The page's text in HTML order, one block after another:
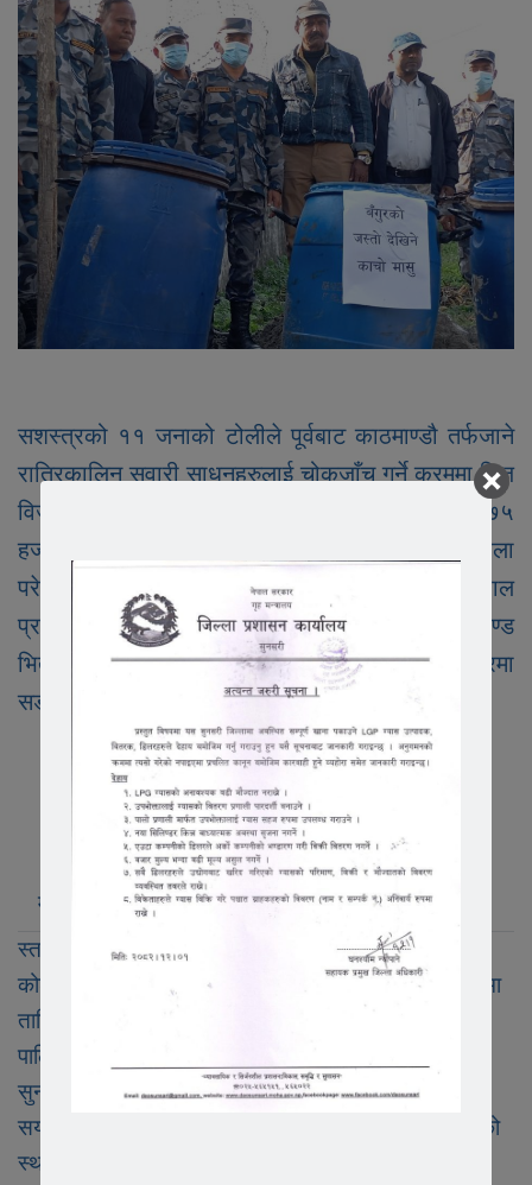
सशस्त्रको ११ जनाको टोलीले पूर्वबाट काठमाण्डौ तर्फजाने
रात्रिकालिन सवारी साधनहरुलाई चोकजाँच गर्ने क्रममा विज
विजक नभएको अ.२५० के.जि.रु.३०० को दरले करिव ७५
हजार रुपैयाँ बराबरको बँगुरको जस्तो देखिने काचो मासु फेला
परेको हो । फेला पारेको सशस्त्र प्रहरी बल नेपाल
प्रस्तावित सीमा सुरक्षा गुल्म हरिपुर सुनसरीको कम्पाउण्ड
भित्र खाल्डो खनि सराेकारवाला व्यक्तिहरुको रोहबरमा
सडाउने बिधिबाट नष्ट गरिएको छ ।
मुख्य खबर लोकप्रिय
ताजा अपडेट
स्तर बढाउन पुरानै निर्देशिका
कोशीका प्रहरीमा प्रवेश गर्न इक्छा राखेकाहरुलाई निशुल्क रुपमा
तालिम
पालिकास्तरका अनुचित सरुवा तत्काल रोक्ने
सुनसरीका यादव पत्रकारलाई सम्मान गर्ने
सयमिटर बाटो ढलानमा सात लाख खर्च, गुणस्तरहिन काम भएको
स्थानीयको दावी